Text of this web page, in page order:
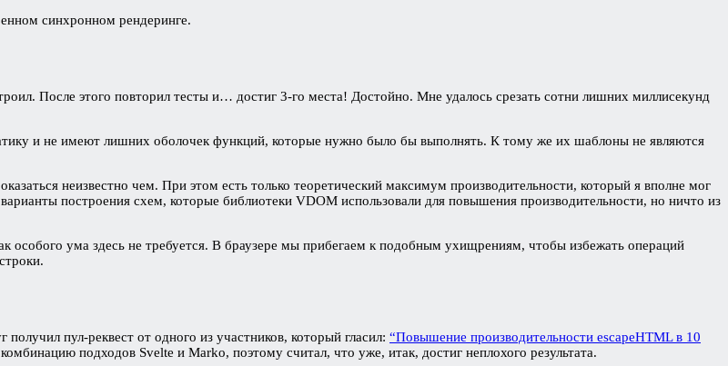
синхронном рендеринге.
После этого повторил тесты и… достиг 3-го места! Достойно. Мне удалось срезать сотни лишних миллисекунд
и не имеют лишних оболочек функций, которые нужно было бы выполнять. К тому же их шаблоны не являются
неизвестно чем. При этом есть только теоретический максимум производительности, который я вполне мог
построения схем, которые библиотеки VDOM использовали для повышения производительности, но ничто из
особого ума здесь не требуется. В браузере мы прибегаем к подобным ухищрениям, чтобы избежать операций
пул-реквест от одного из участников, который гласил: “Повышение производительности escapeHTML в 10
подходов Svelte и Marko, поэтому считал, что уже, итак, достиг неплохого результата.